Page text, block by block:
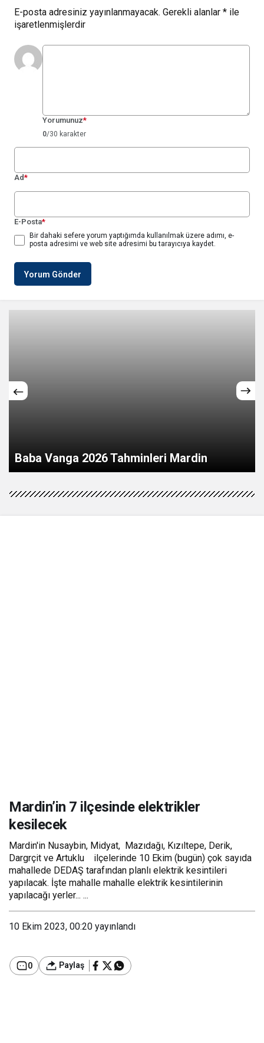
E-posta adresiniz yayınlanmayacak. Gerekli alanlar * ile
işaretlenmişlerdir
Yorumunuz*
0/30 karakter
Ad*
E-Posta*
Bir dahaki sefere yorum yaptığımda kullanılmak üzere adımı, e-
posta adresimi ve web site adresimi bu tarayıcıya kaydet.
Yorum Gönder
ağır 3 yaralı
Mardin’in 7 ilçesinde elektrikler
kesilecek
Mardin'in Nusaybin, Midyat, Mazıdağı, Kızıltepe, Derik,
Dargrçit ve Artuklu ilçelerinde 10 Ekim (bugün) çok sayıda
mahallede DEDAŞ tarafından planlı elektrik kesintileri
yapılacak. İşte mahalle mahalle elektrik kesintilerinin
yapılacağı yerler... ...
10 Ekim 2023, 00:20 yayınlandı
0 Paylaş